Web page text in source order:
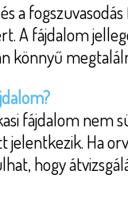
a
A fájdalom
könnyű
fájdalom nem
Ha
hogy